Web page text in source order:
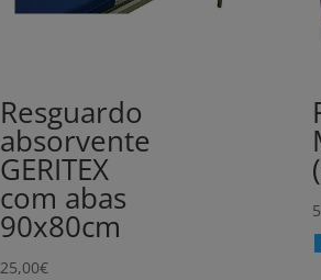
Resguardo
absorvente
GERITEX
com abas
90x80cm
25,00€